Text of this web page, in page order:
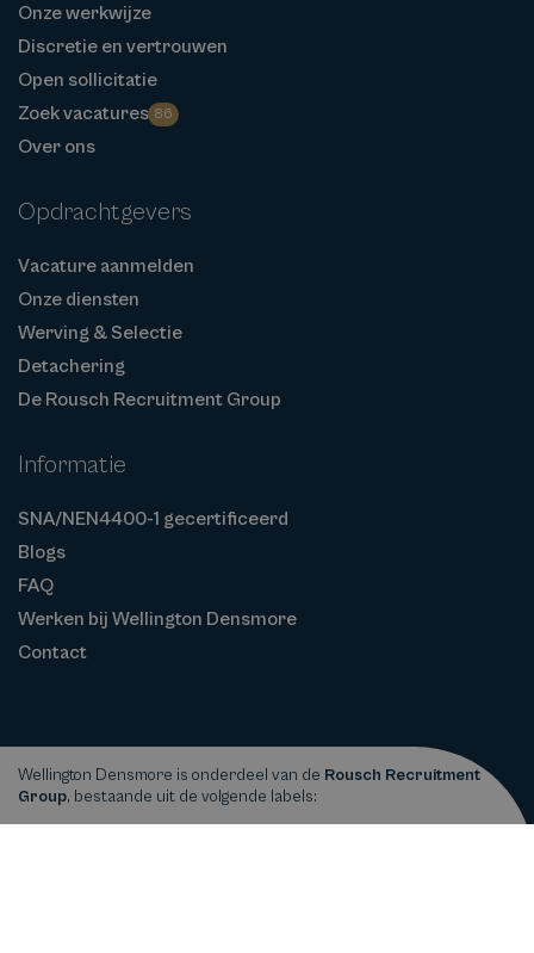
Onze werkwijze
Discretie en vertrouwen
Open sollicitatie
Zoek vacatures 86
Over ons
Opdrachtgevers
Vacature aanmelden
Onze diensten
Werving & Selectie
Detachering
De Rousch Recruitment Group
Informatie
SNA/NEN4400-1 gecertificeerd
Blogs
FAQ
Werken bij Wellington Densmore
Contact
Wellington Densmore is onderdeel van de Rousch Recruitment
Group, bestaande uit de volgende labels: